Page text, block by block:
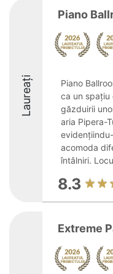
Laureați
Piano
Piano
ca un
găzduirii
aria Pipera-
acomoda
întâlniri.
8.3
Extreme